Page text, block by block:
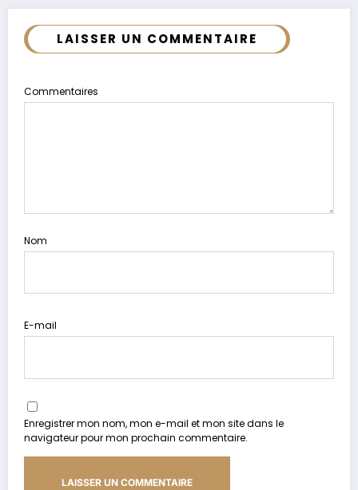
LAISSER UN COMMENTAIRE
Commentaires
Nom
E-mail
Enregistrer mon nom, mon e-mail et mon site dans le
navigateur pour mon prochain commentaire.